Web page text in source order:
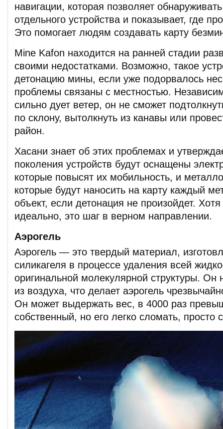
навигации, которая позволяет
отдельного устройства и показывает, где
Это помогает людям создавать карту
Mine Kafon находится на ранней стадии
своими недостатками. Возможно, такое
детонацию мины, если уже подорвалось
проблемы связаны с местностью.
сильно дует ветер, он не сможет
по склону, вытолкнуть из канавы или
район.
Хасани знает об этих проблемах и
поколения устройств будут оснащены
которые повысят их мобильность, и
которые будут наносить на карту каждый
объект, если детонация не произойдет. Хотя
идеально, это шаг в верном направлении.
Аэрогель
Аэрогель — это твердый материал,
силикагеля в процессе удаления всей
оригинальной молекулярной структуры. Он
из воздуха, что делает аэрогель
Он может выдержать вес, в 4000 раз
собственный, но его легко сломать, просто